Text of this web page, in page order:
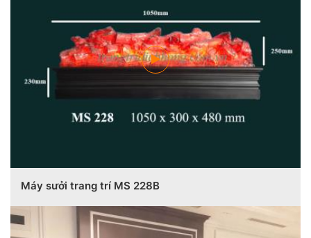
Máy sưởi trang trí MS 228B